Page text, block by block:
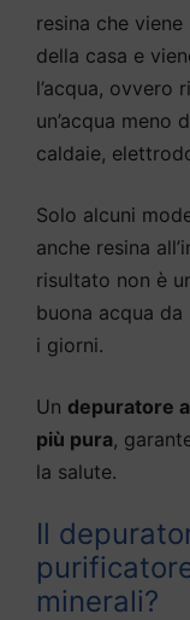
resina che viene
della casa e
l’acqua, ovvero
un’acqua meno
caldaie,
Solo alcuni
anche resina
risultato non è
buona acqua
i giorni.
Un depuratore
più pura,
la salute.
Il
minerali?